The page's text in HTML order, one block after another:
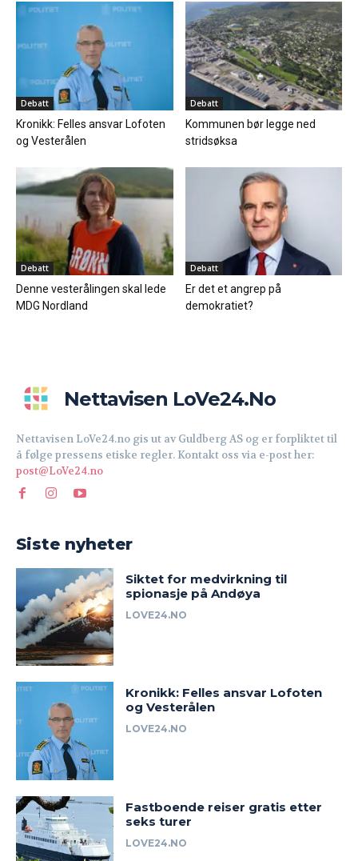
Debatt
Kronikk: Felles ansvar Lofoten
og Vesterålen
Debatt
Kommunen bør legge ned
stridsøksa
Debatt
Denne vesterålingen skal lede
MDG Nordland
Debatt
Er det et angrep på
demokratiet?
Nettavisen LoVe24.no
Nettavisen LoVe24.no gis ut av Guldberg AS og er forpliktet til
å følge pressens etiske regler. Kontakt oss via e-post her:
post@LoVe24.no
Siste nyheter
Siktet for medvirkning til
spionasje på Andøya
LOVE24.NO
Kronikk: Felles ansvar Lofoten
og Vesterålen
LOVE24.NO
Fastboende reiser gratis etter
seks turer
LOVE24.NO